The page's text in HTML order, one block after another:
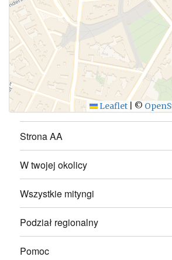
WYŚLIJ
Leaflet ©
Strona AA
W twojej okolicy
Wszystkie mityngi
Podział regionalny
Pomoc